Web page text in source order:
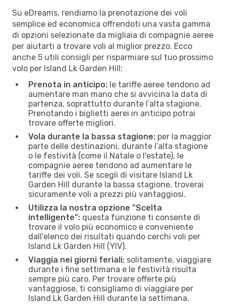
Su eDreams, rendiamo la prenotazione dei voli
semplice ed economica offrendoti una vasta gamma
di opzioni selezionate da migliaia di compagnie aeree
per aiutarti a trovare voli al miglior prezzo. Ecco
anche 5 utili consigli per risparmiare sul tuo prossimo
volo per Island Lk Garden Hill:
Prenota in anticipo: le tariffe aeree tendono ad
aumentare man mano che si avvicina la data di
partenza, soprattutto durante l’alta stagione.
Prenotando i biglietti aerei in anticipo potrai
trovare offerte migliori.
Vola durante la bassa stagione: per la maggior
parte delle destinazioni, durante l’alta stagione
o le festività (come il Natale o l'estate), le
compagnie aeree tendono ad aumentare le
tariffe dei voli. Se scegli di visitare Island Lk
Garden Hill durante la bassa stagione, troverai
sicuramente voli a prezzi più vantaggiosi.
Utilizza la nostra opzione "Scelta
intelligente": questa funzione ti consente di
trovare il volo più economico e conveniente
dall'elenco dei risultati quando cerchi voli per
Island Lk Garden Hill (YIV).
Viaggia nei giorni feriali: solitamente, viaggiare
durante i fine settimana e le festività risulta
sempre più caro. Per trovare offerte più
vantaggiose, ti consigliamo di viaggiare per
Island Lk Garden Hill durante la settimana.